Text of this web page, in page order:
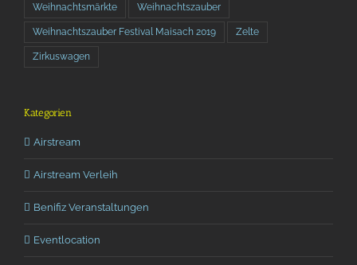
Weihnachtsmärkte Weihnachtszauber
Weihnachtszauber Festival Maisach 2019 Zelte
Zirkuswagen
Kategorien
Airstream
Airstream Verleih
Benifiz Veranstaltungen
Eventlocation